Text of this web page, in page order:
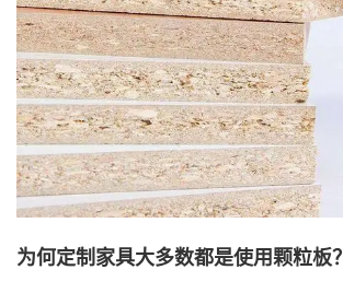
为何定制家具大多数都是使用颗粒板？